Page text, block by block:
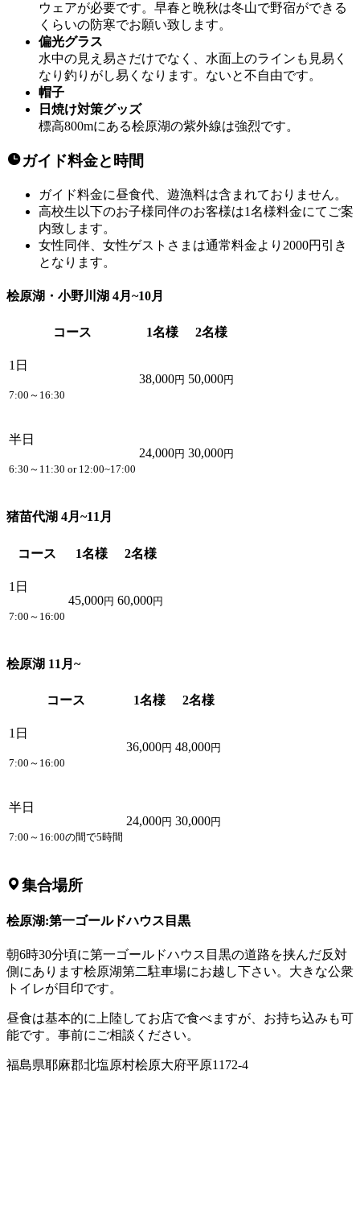
ウェアが必要です。早春と晩秋は冬山で野宿ができる
くらいの防寒でお願い致します。
偏光グラス
水中の見え易さだけでなく、水面上のラインも見易く
なり釣りがし易くなります。ないと不自由です。
帽子
日焼け対策グッズ
標高800mにある桧原湖の紫外線は強烈です。
ガイド料金と時間
ガイド料金に昼食代、遊漁料は含まれておりません。
高校生以下のお子様同伴のお客様は1名様料金にてご案
内致します。
女性同伴、女性ゲストさまは通常料金より2000円引き
となります。
桧原湖・小野川湖 4月~10月
コース 1名様 2名様
1日
7:00～16:30
38,000円 50,000円
半日
6:30～11:30 or 12:00~17:00
24,000円 30,000円
猪苗代湖 4月~11月
コース 1名様 2名様
1日
7:00～16:00
45,000円 60,000円
桧原湖 11月~
コース 1名様 2名様
1日
7:00～16:00
36,000円 48,000円
半日
7:00～16:00の間で5時間
24,000円 30,000円
集合場所
桧原湖:第一ゴールドハウス目黒
朝6時30分頃に第一ゴールドハウス目黒の道路を挟んだ反対
側にあります桧原湖第二駐車場にお越し下さい。大きな公衆
トイレが目印です。
昼食は基本的に上陸してお店で食べますが、お持ち込みも可
能です。事前にご相談ください。
福島県耶麻郡北塩原村桧原大府平原1172-4